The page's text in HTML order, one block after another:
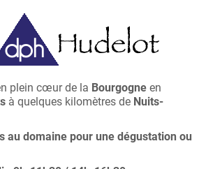
plein cœur de la Bourgogne en
à quelques kilomètres de Nuits-
au domaine pour une dégustation ou